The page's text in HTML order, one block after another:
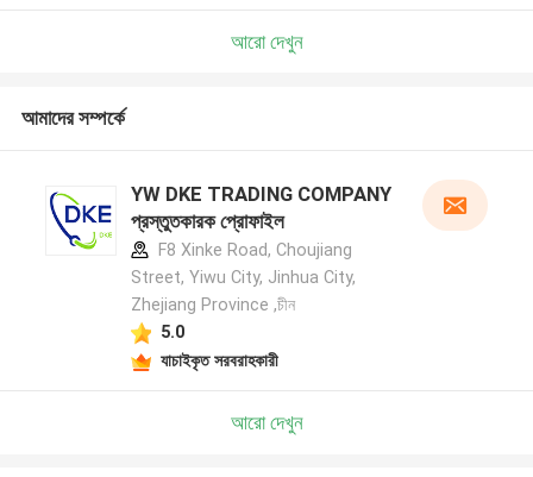
আরো দেখুন
আমাদের সম্পর্কে
YW DKE TRADING COMPANY
প্রস্তুতকারক প্রোফাইল
F8 Xinke Road, Choujiang
Street, Yiwu City, Jinhua City,
Zhejiang Province ,চীন
5.0
যাচাইকৃত সরবরাহকারী
আরো দেখুন